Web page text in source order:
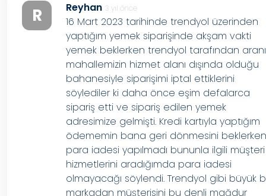
R Reyhan 3 yıl önce
16 Mart 2023 tarihinde trendyol üzerinden
yaptığım yemek siparişinde akşam vakti
yemek beklerken trendyol tarafından
mahallemizin hizmet alanı dışında olduğu
bahanesiyle siparişimi iptal ettiklerini
söylediler ki daha önce eşim defalarca
sipariş etti ve sipariş edilen yemek
adresimize gelmişti. Kredi kartıyla yaptığım
ödememin bana geri dönmesini
para iadesi yapılmadı bununla ilgili müşteri
hizmetlerini aradığımda para iadesi
olmayacağı söylendi. Trendyol gibi büyük
markadan müşterisini bu denli mağdur